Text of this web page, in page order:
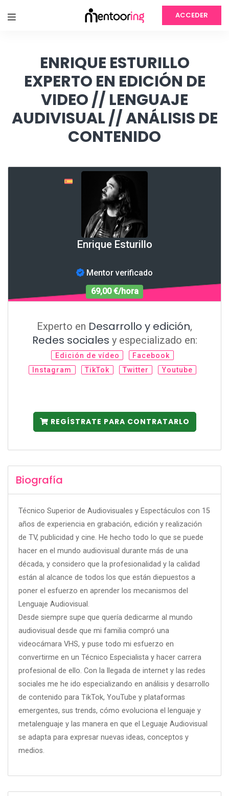
ACCEDER
ENRIQUE ESTURILLO
EXPERTO EN EDICIÓN DE
VIDEO // LENGUAJE
AUDIVISUAL // ANÁLISIS DE
CONTENIDO
Enrique Esturillo
Mentor verificado
69,00 €/hora
Experto en Desarrollo y edición,
Redes sociales y especializado en:
Edición de vídeo
Facebook
Instagram
TikTok Twitter Youtube
REGÍSTRATE PARA CONTRATARLO
Biografía
Técnico Superior de Audiovisuales y Espectáculos con 15
años de experiencia en grabación, edición y realización
de TV, publicidad y cine. He hecho todo lo que se puede
hacer en el mundo audiovisual durante más de una
década, y considero que la profesionalidad y la calidad
están al alcance de todos los que están diepuestos a
poner el esfuerzo en aprender los mecanismos del
Lenguaje Audiovisual.
Desde siempre supe que quería dedicarme al mundo
audiovisual desde que mi familia compró una
videocámara VHS, y puse todo mi esfuerzo en
convertirme en un Técnico Especialista y hacer carrera
profesional de ello. Con la llegada de internet y las redes
sociales me he ido especializando en análisis y desarrollo
de contenido para TikTok, YouTube y plataformas
emergentes, sus trends, cómo evoluciona el lenguaje y
metalenguaje y las manera en que el Leguaje Audiovisual
se adapta para expresar nuevas ideas, conceptos y
medios.